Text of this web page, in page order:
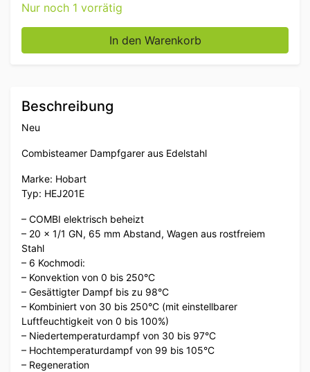
Nur noch 1 vorrätig
RVS Hobart HEJ201E Combisteamer Dampfgarer 20
In den Warenkorb
Beschreibung
Neu
Combisteamer Dampfgarer aus Edelstahl
Marke: Hobart
Typ: HEJ201E
– COMBI elektrisch beheizt
– 20 x 1/1 GN, 65 mm Abstand, Wagen aus rostfreiem
Stahl
– 6 Kochmodi:
– Konvektion von 0 bis 250°C
– Gesättigter Dampf bis zu 98°C
– Kombiniert von 30 bis 250°C (mit einstellbarer
Luftfeuchtigkeit von 0 bis 100%)
– Niedertemperaturdampf von 30 bis 97°C
– Hochtemperaturdampf von 99 bis 105°C
– Regeneration